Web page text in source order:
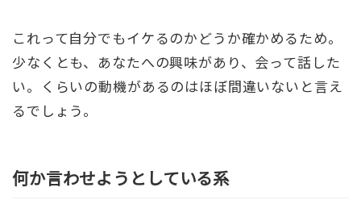
これって自分でもイケるのかどうか確かめるため。
少なくとも、あなたへの興味があり、会って話した
い。くらいの動機があるのはほぼ間違いないと言え
るでしょう。
何か言わせようとしている系